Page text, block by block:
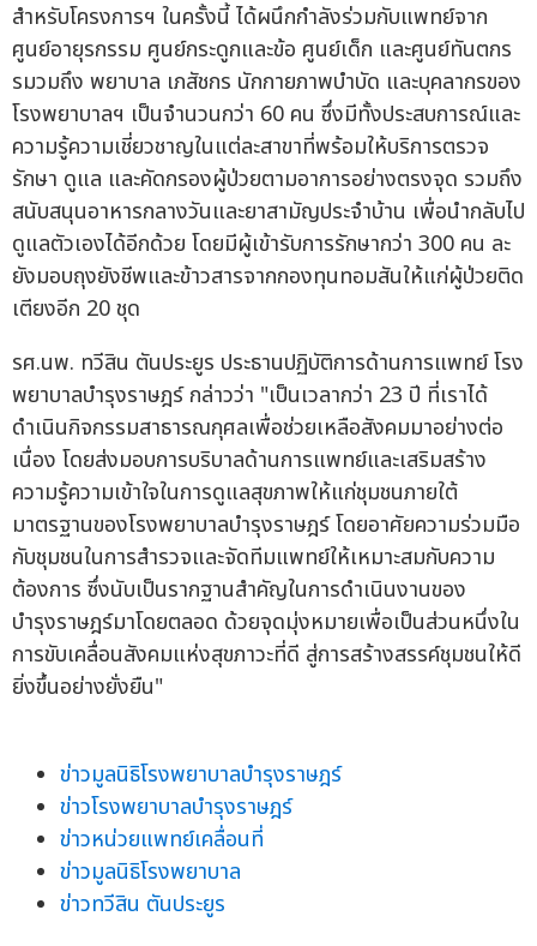
สำหรับโครงการฯ ในครั้งนี้ ได้ผนึกกำลังร่วมกับแพทย์จาก
ศูนย์อายุรกรรม ศูนย์กระดูกและข้อ ศูนย์เด็ก และศูนย์ทันตกร
รมวมถึง พยาบาล เภสัชกร นักกายภาพบำบัด และบุคลากรของ
โรงพยาบาลฯ เป็นจำนวนกว่า 60 คน ซึ่งมีทั้งประสบการณ์และ
ความรู้ความเชี่ยวชาญในแต่ละสาขาที่พร้อมให้บริการตรวจ
รักษา ดูแล และคัดกรองผู้ป่วยตามอาการอย่างตรงจุด รวมถึง
สนับสนุนอาหารกลางวันและยาสามัญประจำบ้าน เพื่อนำกลับไป
ดูแลตัวเองได้อีกด้วย โดยมีผู้เข้ารับการรักษากว่า 300 คน ละ
ยังมอบถุงยังชีพและข้าวสารจากกองทุนทอมสันให้แก่ผู้ป่วยติด
เตียงอีก 20 ชุด
รศ.นพ. ทวีสิน ตันประยูร ประธานปฏิบัติการด้านการแพทย์ โรง
พยาบาลบำรุงราษฎร์ กล่าวว่า "เป็นเวลากว่า 23 ปี ที่เราได้
ดำเนินกิจกรรมสาธารณกุศลเพื่อช่วยเหลือสังคมมาอย่างต่อ
เนื่อง โดยส่งมอบการบริบาลด้านการแพทย์และเสริมสร้าง
ความรู้ความเข้าใจในการดูแลสุขภาพให้แก่ชุมชนภายใต้
มาตรฐานของโรงพยาบาลบำรุงราษฎร์ โดยอาศัยความร่วมมือ
กับชุมชนในการสำรวจและจัดทีมแพทย์ให้เหมาะสมกับความ
ต้องการ ซึ่งนับเป็นรากฐานสำคัญในการดำเนินงานของ
บำรุงราษฎร์มาโดยตลอด ด้วยจุดมุ่งหมายเพื่อเป็นส่วนหนึ่งใน
การขับเคลื่อนสังคมแห่งสุขภาวะที่ดี สู่การสร้างสรรค์ชุมชนให้ดี
ยิ่งขึ้นอย่างยั่งยืน"
ข่าวมูลนิธิโรงพยาบาลบำรุงราษฎร์
ข่าวโรงพยาบาลบำรุงราษฎร์
ข่าวหน่วยแพทย์เคลื่อนที่
ข่าวมูลนิธิโรงพยาบาล
ข่าวทวีสิน ตันประยูร